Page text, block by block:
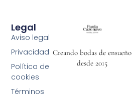
Creando bodas de ensueño
desde 2015
Legal
Aviso legal
Privacidad
Política de
cookies
Términos